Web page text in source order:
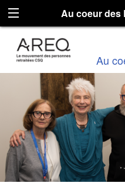
Au coeur des
Au